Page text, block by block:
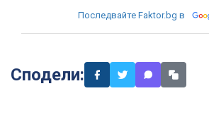
Последвайте Faktor.bg в
Сподели: